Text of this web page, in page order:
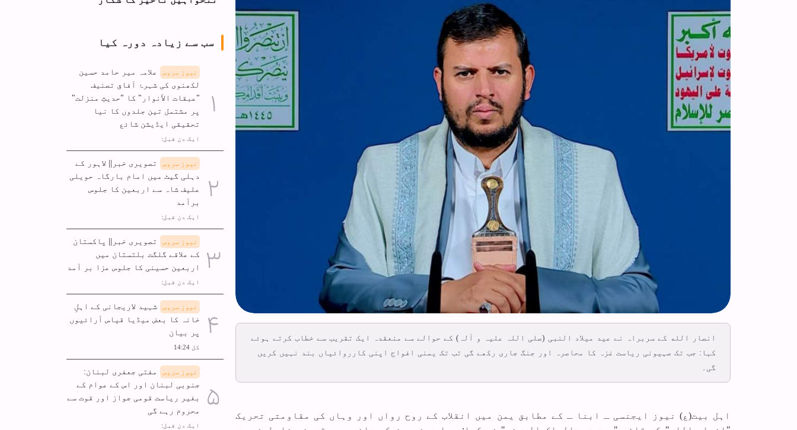
انصار الله کے سربراہ نے عید میلاد النبی (صلی اللہ علیہ و آلہ) کے حوالے سے منعقدہ ایک تقریب سے خطاب کرتے ہوئے
کہا: جب تک صہیونی ریاست غزہ کا محاصرہ اور جنگ جاری رکھے گی تب تک یمنی افواج اپنی کارروائیاں بند نہیں کریں
گی۔
اہل بیت(ع) نیوز ایجنسی ـ ابنا ـ کے مطابق یمن میں انقلاب کے روح رواں اور وہاں کی مقاومتی تحریک
سب سے زیادہ دورہ کیا
نیوز سروس
علامہ میر حامد حسین
لکھنوی کی شہرۂ آفاق تصنیف
"عبقات الأنوار" کا "حدیثِ منزلت"
پر مشتمل تین جلدوں کا نیا
تحقیقی ایڈیشن شائع
ایک دن قبل:
نیوز سروس
تصویری خبر|| لاہور کے
دہلی گیٹ میں امام بارگاہ حویلی
علیف شاہ سے اربعین کا جلوس
برآمد
ایک دن قبل:
نیوز سروس
تصویری خبر|| پاکستان
کے علاقے گلگت بلتستان میں
اربعین حسینی کا جلوس عزا بر آمد
ایک دن قبل:
نیوز سروس
شہید لاریجانی کے اہلِ
خانہ کا بعض میڈیا قیاس آرائیوں
پر بیان
کل 14:24
نیوز سروس
مفتی جعفری لبنان:
جنوبی لبنان اور اس کے عوام کے
بغیر ریاست قومی جواز اور قوت سے
محروم رہے گی
ایک دن قبل: